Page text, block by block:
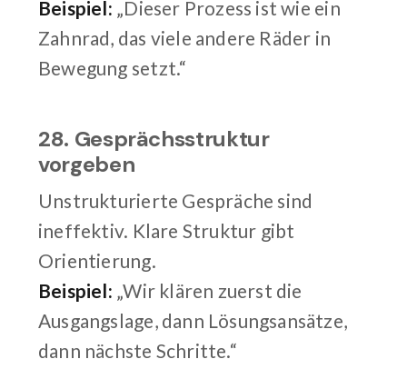
Beispiel: „Dieser Prozess ist wie ein
Zahnrad, das viele andere Räder in
Bewegung setzt.“
28. Gesprächsstruktur
vorgeben
Unstrukturierte Gespräche sind
ineffektiv. Klare Struktur gibt
Orientierung.
Beispiel: „Wir klären zuerst die
Ausgangslage, dann Lösungsansätze,
dann nächste Schritte.“